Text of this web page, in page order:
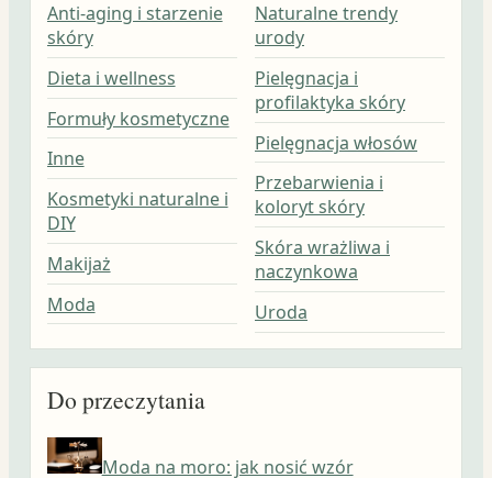
Anti-aging i starzenie
skóry
Dieta i wellness
Formuły kosmetyczne
Inne
Kosmetyki naturalne i
DIY
Makijaż
Moda
Naturalne trendy
urody
Pielęgnacja i
profilaktyka skóry
Pielęgnacja włosów
Przebarwienia i
koloryt skóry
Skóra wrażliwa i
naczynkowa
Uroda
Do przeczytania
Moda na moro: jak nosić wzór